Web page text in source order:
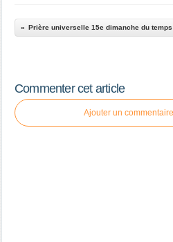
Prière universelle 15e dimanche du
Commenter cet article
Ajouter un commentaire